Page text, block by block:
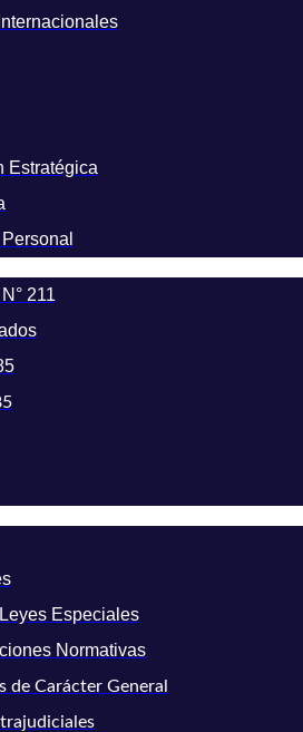
Estratégica
211
Especiales
Normativas
de Carácter General